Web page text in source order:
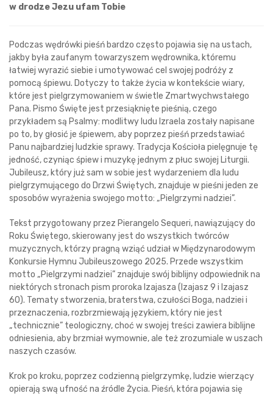
w drodze Jezu ufam Tobie
Podczas wędrówki pieśń bardzo często pojawia się na ustach,
jakby była zaufanym towarzyszem wędrownika, któremu
łatwiej wyrazić siebie i umotywować cel swojej podróży z
pomocą śpiewu. Dotyczy to także życia w kontekście wiary,
które jest pielgrzymowaniem w świetle Zmartwychwstałego
Pana. Pismo Święte jest przesiąknięte pieśnią, czego
przykładem są Psalmy: modlitwy ludu Izraela zostały napisane
po to, by głosić je śpiewem, aby poprzez pieśń przedstawiać
Panu najbardziej ludzkie sprawy. Tradycja Kościoła pielęgnuje tę
jedność, czyniąc śpiew i muzykę jednym z płuc swojej Liturgii.
Jubileusz, który już sam w sobie jest wydarzeniem dla ludu
pielgrzymującego do Drzwi Świętych, znajduje w pieśni jeden ze
sposobów wyrażenia swojego motto: „Pielgrzymi nadziei”.
Tekst przygotowany przez Pierangelo Sequeri, nawiązujący do
Roku Świętego, skierowany jest do wszystkich twórców
muzycznych, którzy pragną wziąć udział w Międzynarodowym
Konkursie Hymnu Jubileuszowego 2025. Przede wszystkim
motto „Pielgrzymi nadziei” znajduje swój biblijny odpowiednik na
niektórych stronach pism proroka Izajasza (Izajasz 9 i Izajasz
60). Tematy stworzenia, braterstwa, czułości Boga, nadziei i
przeznaczenia, rozbrzmiewają językiem, który nie jest
„technicznie” teologiczny, choć w swojej treści zawiera biblijne
odniesienia, aby brzmiał wymownie, ale też zrozumiale w uszach
naszych czasów.
Krok po kroku, poprzez codzienną pielgrzymkę, ludzie wierzący
opierają swą ufność na źródle Życia. Pieśń, która pojawia się